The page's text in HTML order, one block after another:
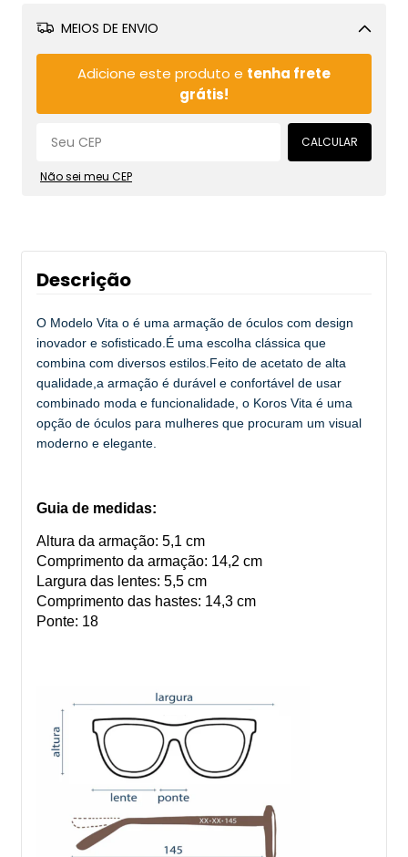
MEIOS DE ENVIO
Adicione este produto e tenha frete
grátis!
CALCULAR
Não sei meu CEP
Descrição
O Modelo Vita o é uma armação de óculos com design
inovador e sofisticado.É uma escolha clássica que
combina com diversos estilos.Feito de acetato de alta
qualidade,a armação é durável e confortável de usar
combinado moda e funcionalidade, o Koros Vita é uma
opção de óculos para mulheres que procuram um visual
moderno e elegante.
Guia de medidas:
Altura da armação: 5,1 cm
Comprimento da armação: 14,2 cm
Largura das lentes: 5,5 cm
Comprimento das hastes: 14,3 cm
Ponte: 18